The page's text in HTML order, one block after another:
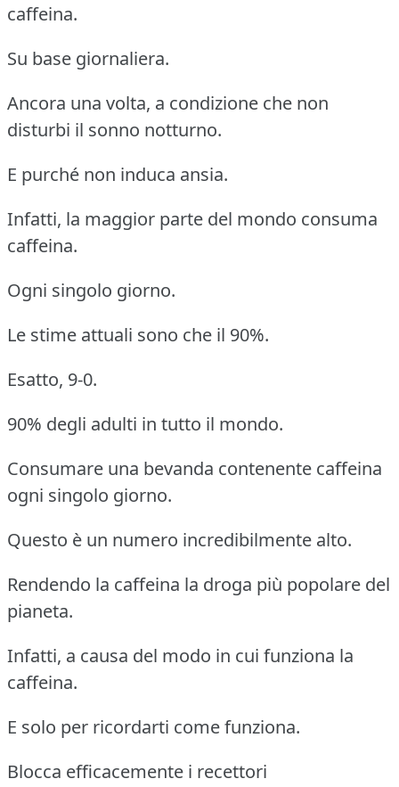
caffeina.
Su base giornaliera.
Ancora una volta, a condizione che non
disturbi il sonno notturno.
E purché non induca ansia.
Infatti, la maggior parte del mondo consuma
caffeina.
Ogni singolo giorno.
Le stime attuali sono che il 90%.
Esatto, 9-0.
90% degli adulti in tutto il mondo.
Consumare una bevanda contenente caffeina
ogni singolo giorno.
Questo è un numero incredibilmente alto.
Rendendo la caffeina la droga più popolare del
pianeta.
Infatti, a causa del modo in cui funziona la
caffeina.
E solo per ricordarti come funziona.
Blocca efficacemente i recettori